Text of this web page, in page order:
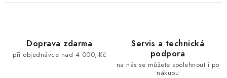
Doprava zdarma
při objednávce nad 4 000,-Kč
Servis a technická
podpora
na nás se můžete spolehnout i po
nákupu